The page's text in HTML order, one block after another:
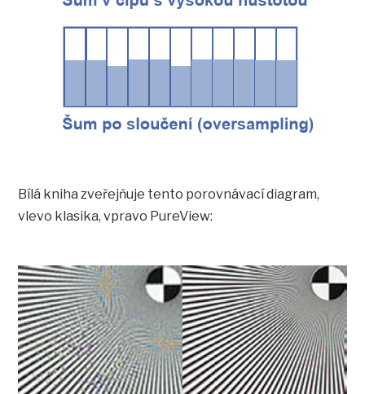
Bílá kniha zveřejňuje tento porovnávací diagram,
vlevo klasika, vpravo PureView: